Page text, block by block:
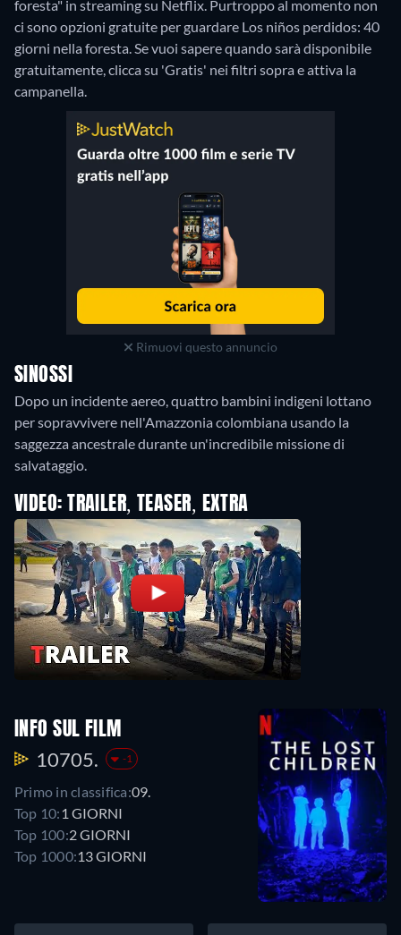
foresta" in streaming su Netflix. Purtroppo al momento non
ci sono opzioni gratuite per guardare Los niños perdidos: 40
giorni nella foresta. Se vuoi sapere quando sarà disponibile
gratuitamente, clicca su 'Gratis' nei filtri sopra e attiva la
campanella.
Rimuovi questo annuncio
SINOSSI
Dopo un incidente aereo, quattro bambini indigeni lottano
per sopravvivere nell'Amazzonia colombiana usando la
saggezza ancestrale durante un'incredibile missione di
salvataggio.
VIDEO: TRAILER, TEASER, EXTRA
INFO SUL FILM
10705. -1
Primo in classifica:09.
Top 10: 1 GIORNI
Top 100:2 GIORNI
Top 1000:13 GIORNI